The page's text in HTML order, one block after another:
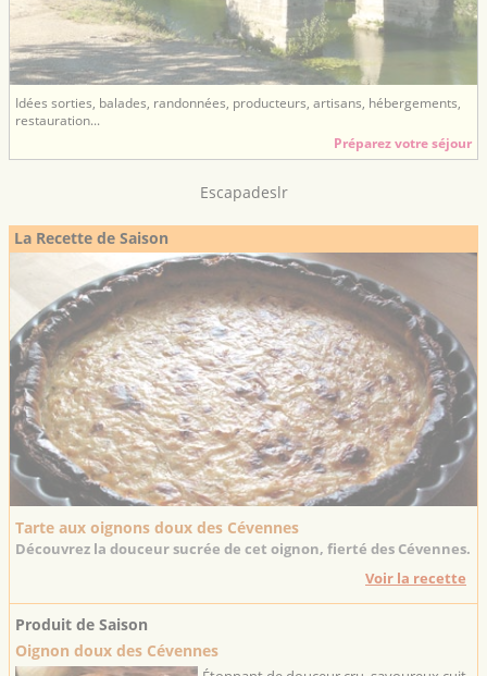
Idées sorties, balades, randonnées, producteurs, artisans, hébergements,
restauration...
Préparez votre séjour
Escapadeslr
La Recette de Saison
Tarte aux oignons doux des Cévennes
Découvrez la douceur sucrée de cet oignon, fierté des Cévennes.
Voir la recette
Produit de Saison
Oignon doux des Cévennes